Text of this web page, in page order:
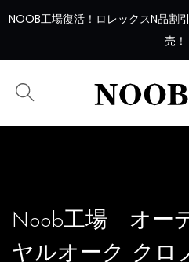
NOOB工場復活 ！ ロレックスN品割
売！
Noob工場 オー
ヤルオーク クロ